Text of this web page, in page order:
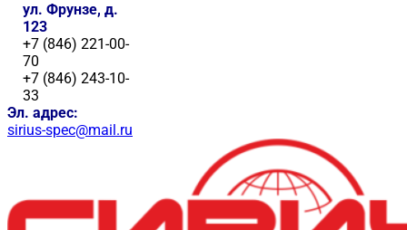
ул. Фрунзе, д.
123
+7 (846) 221-00-
70
+7 (846) 243-10-
33
Эл. адрес:
sirius-spec@mail.ru